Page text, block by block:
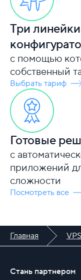
Три
с помощью
собственный
Выбрать тариф
Готовые
с
приложений
сложности
Посмотреть все
Главная
Стань партнером